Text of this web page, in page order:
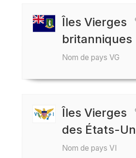
Îles Vierges
britanniques
Nom de pays VG
Îles Vierges
des États-
Nom de pays VI